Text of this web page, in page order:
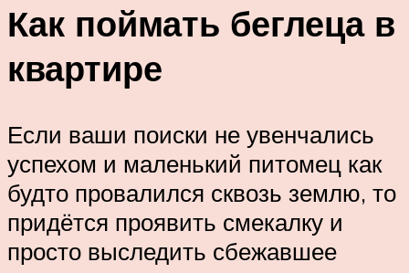
Как поймать беглеца в
квартире
Если ваши поиски не увенчались
успехом и маленький питомец как
будто провалился сквозь землю, то
придётся проявить смекалку и
просто выследить сбежавшее